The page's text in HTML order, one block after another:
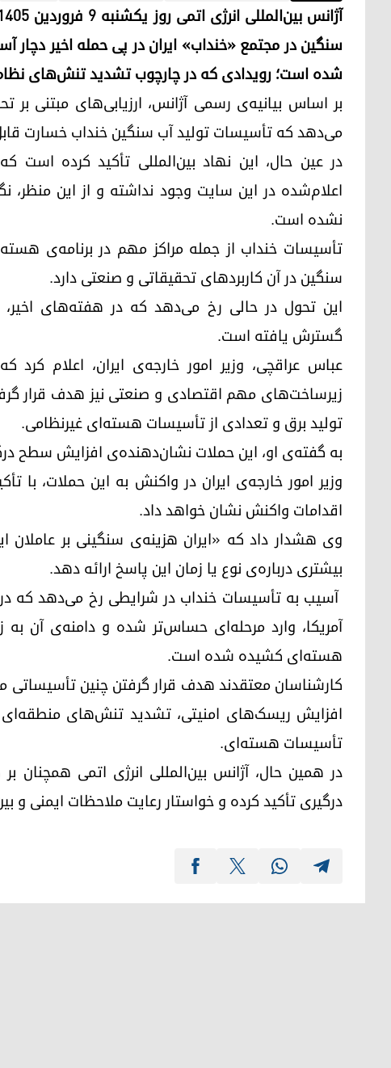
سنگین در مجتمع «خنداب» ایران در پی حمله اخیر
شده است؛ رویدادی که در چارچوب تشدید تنش‌های
بر اساس بیانیه‌ی رسمی آژانس، ارزیابی‌های مبتنی
می‌دهد که تأسیسات تولید آب سنگین خنداب خسارت
در عین حال، این نهاد بین‌المللی تأکید کرده
اعلام‌شده در این سایت وجود نداشته و از این منظر،
نشده است.
تأسیسات خنداب از جمله مراکز مهم در برنامه‌ی
سنگین در آن کاربردهای تحقیقاتی و صنعتی دارد.
این تحول در حالی رخ می‌دهد که در هفته‌های اخیر،
گسترش یافته است.
عباس عراقچی، وزیر امور خارجه‌ی ایران، اعلام کرد
زیرساخت‌های مهم اقتصادی و صنعتی نیز هدف قرار
تولید برق و تعدادی از تأسیسات هسته‌ای غیرنظامی.
به گفته‌ی او، این حملات نشان‌دهنده‌ی افزایش سطح
وزیر امور خارجه‌ی ایران در واکنش به این حملات، با
اقدامات واکنش نشان خواهد داد.
وی هشدار داد که «ایران هزینه‌ی سنگینی بر عاملان
بیشتری درباره‌ی نوع یا زمان این پاسخ ارائه دهد.
آسیب به تأسیسات خنداب در شرایطی رخ می‌دهد که
آمریکا، وارد مرحله‌ای حساس‌تر شده و دامنه‌ی آن به
هسته‌ای کشیده شده است.
کارشناسان معتقدند هدف قرار گرفتن چنین تأسیساتی
افزایش ریسک‌های امنیتی، تشدید تنش‌های منطقه‌ای و
تأسیسات هسته‌ای.
در همین حال، آژانس بین‌المللی انرژی اتمی
درگیری تأکید کرده و خواستار رعایت ملاحظات ایمنی و